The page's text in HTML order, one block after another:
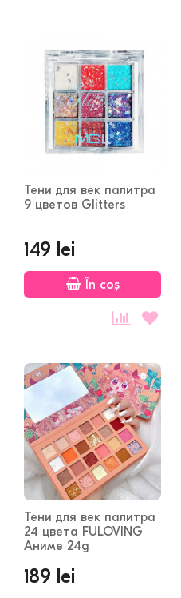
Тени для век палитра
9 цветов Glitters
149 lei
În coș
Тени для век палитра
24 цвета FULOVING
Аниме 24g
189 lei